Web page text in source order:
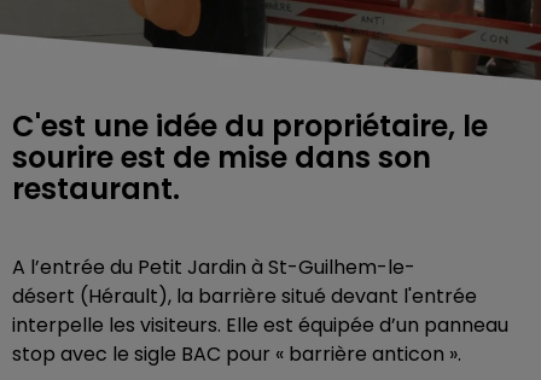
C'est une idée du propriétaire, le
sourire est de mise dans son
restaurant.
A l’entrée du Petit Jardin à St-Guilhem-le-
désert (Hérault), la barrière situé devant l'entrée
interpelle les visiteurs. Elle est équipée d’un panneau
stop avec le sigle BAC pour « barrière anticon ».